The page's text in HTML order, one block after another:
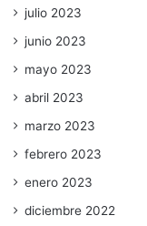
julio 2023
junio 2023
mayo 2023
abril 2023
marzo 2023
febrero 2023
enero 2023
diciembre 2022